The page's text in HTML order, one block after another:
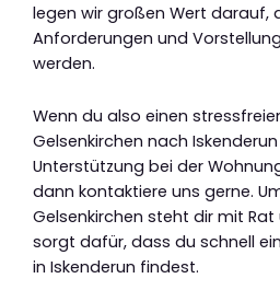
legen wir großen Wert darauf,
Anforderungen und
werden.
Wenn du also einen
Gelsenkirchen nach
Unterstützung bei der
dann kontaktiere uns gerne.
Gelsenkirchen steht dir mit
sorgt dafür, dass du schnell
in Iskenderun findest.